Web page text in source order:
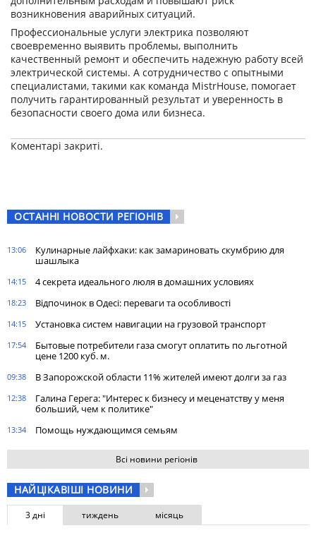
возникновения аварийных ситуаций.
Профессиональные услуги электрика позволяют
своевременно выявить проблемы, выполнить
качественный ремонт и обеспечить надежную работу всей
электрической системы. А сотрудничество с опытными
специалистами, такими как команда MistrHouse, помогает
получить гарантированный результат и уверенность в
безопасности своего дома или бизнеса.
Коментарі закриті.
ОСТАННІ НОВОСТИ РЕГІОНІВ
13:06
Кулинарные лайфхаки: как замариновать скумбрию для
шашлыка
14:15 4 секрета идеального люля в домашних условиях
18:23 Відпочинок в Одесі: переваги та особливості
14:15 Установка систем навигации на грузовой транспорт
17:54
Бытовые потребители газа cмогут оплатить по льготной
цене 1200 куб. м.
09:38 В Запорожской области 11% жителей имеют долги за газ
12:38
Галина Герега: "Интерес к бизнесу и меценатству у меня
больший, чем к политике"
13:34 Помощь нуждающимся семьям
Всі новини регіонів
НАЙЦІКАВІШІ НОВИНИ
3 дні тиждень місяць